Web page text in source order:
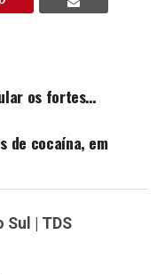
os fortes…
de cocaína, em
Sul | TDS